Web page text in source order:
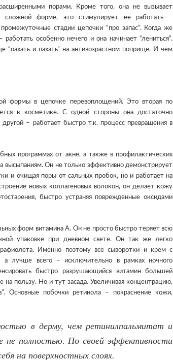
порами. Кроме того, она не вызывает
сложной форме, это стимулирует ее работать –
стадии цепочки “про запас”. Когда же
особенно нечего и она начинает “лениться”.
и пахать” на антивозрастном поприще. И чем
формы в цепочке перевоплощений. Это вторая по
в косметике. С одной стороны она достаточно
– работает быстро т.к. процесс превращения в
программах от акне, а также в профилактических
высыпаниям. Он не только эффективно демонстрирует
и очищая поры от сальных пробок, но и работает на
новых коллагеновых волокон, он делает кожу
быстро устраняя поврежденные оксидами
форм витамина А. Он не просто быстро теряет всю
упаковке при дневном свете. Он так же легко
Именно поэтому все сыворотки и крем с
а лучше всего – исключительно в рамках ночного
быстро разрушающийся витамин большей
пользу. Но и тут засада. Увеличивая концентрацию,
Основные побочки ретинола – покраснение кожи,
в дерму, чем ретинилпальмитат и
полностью. По своей эффективности
на поверхностных слоях.